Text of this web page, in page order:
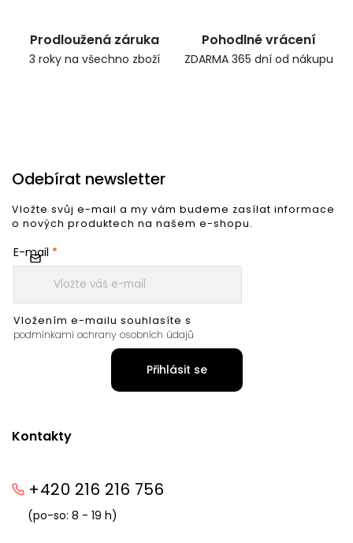
Prodloužená záruka
3 roky na všechno zboží
Pohodlné vrácení
ZDARMA 365 dní od nákupu
Kontakty
+420 216 216 756
(po-so: 8 - 19 h)
Odebírat newsletter
Vložte svůj e-mail a my vám budeme zasílat informace
o nových produktech na našem e-shopu.
E-mail
Vložením e-mailu souhlasíte s
podmínkami ochrany osobních údajů
Přihlásit se